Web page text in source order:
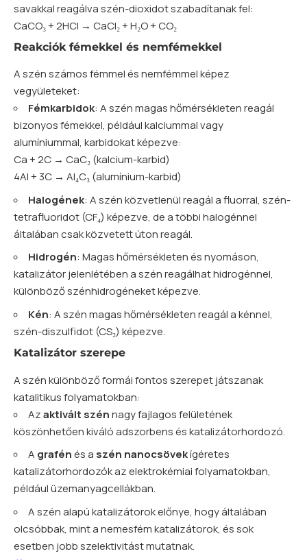
savakkal reagálva szén-dioxidot szabadítanak fel:
CaCO₃ + 2HCl → CaCl₂ + H₂O + CO₂
Reakciók fémekkel és nemfémekkel
A szén számos fémmel és nemfémmel képez
vegyületeket:
Fémkarbidok: A szén magas hőmérsékleten reagál
bizonyos fémekkel, például kalciummal vagy
alumíniummal, karbidokat képezve:
Ca + 2C → CaC₂ (kalcium-karbid)
4Al + 3C → Al₄C₃ (alumínium-karbid)
Halogének: A szén közvetlenül reagál a fluorral, szén-
tetrafluoridot (CF₄) képezve, de a többi halogénnel
általában csak közvetett úton reagál.
Hidrogén: Magas hőmérsékleten és nyomáson,
katalizátor jelenlétében a szén reagálhat hidrogénnel,
különböző szénhidrogéneket képezve.
Kén: A szén magas hőmérsékleten reagál a kénnel,
szén-diszulfidot (CS₂) képezve.
Katalizátor szerepe
A szén különböző formái fontos szerepet játszanak
katalitikus folyamatokban:
Azaktivált szénnagy fajlagos felületének
köszönhetően kiváló adszorbens és katalizátorhordozó.
A grafénés a szén nanocsövekígéretes
katalizátorhordozók az elektrokémiai folyamatokban,
például üzemanyagcellákban.
A szén alapú katalizátorok előnye, hogy általában
olcsóbbak, mint a nemesfém katalizátorok, és sok
esetben jobb szelektivitást mutatnak.